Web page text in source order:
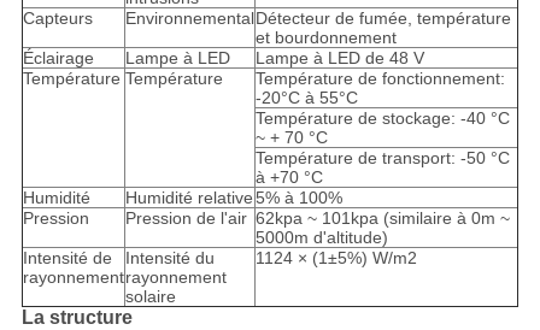
Capteurs EnvironnementalDétecteur de fumée, température
et bourdonnement
Éclairage
Lampe à LED
Lampe à LED de 48 V
Température Température
Température de fonctionnement:
-20°C à 55°C
Température de stockage: -40 °C
~ + 70 °C
Température de transport: -50 °C
à +70 °C
Humidité
Humidité relative5% à 100%
Pression
Pression de l'air 62kpa ~ 101kpa (similaire à 0m ~
5000m d'altitude)
Intensité de
rayonnement
Intensité du
rayonnement
solaire
1124 × (1±5%) W/m2
La structure